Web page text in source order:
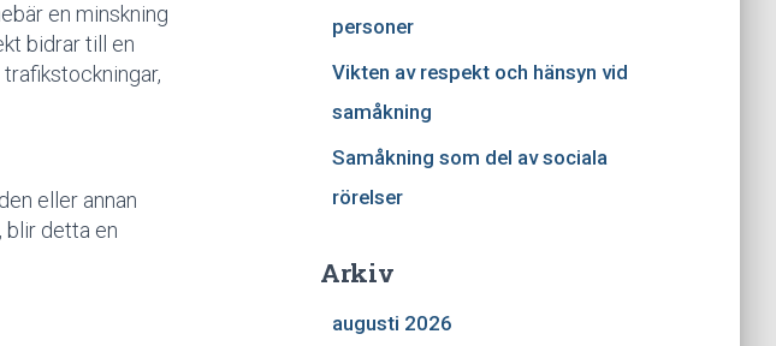
en minskning
bidrar till en
eller annan
blir detta en
personer
Vikten av respekt och hänsyn vid
samåkning
Samåkning som del av sociala
rörelser
Arkiv
augusti 2026